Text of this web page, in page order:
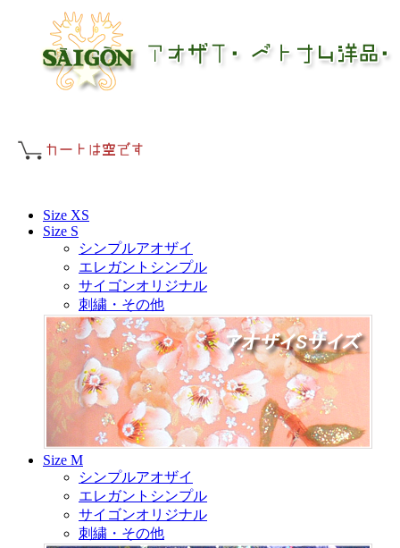
Size XS
Size S
シンプルアオザイ
エレガントシンプル
サイゴンオリジナル
刺繍・その他
Size M
シンプルアオザイ
エレガントシンプル
サイゴンオリジナル
刺繍・その他